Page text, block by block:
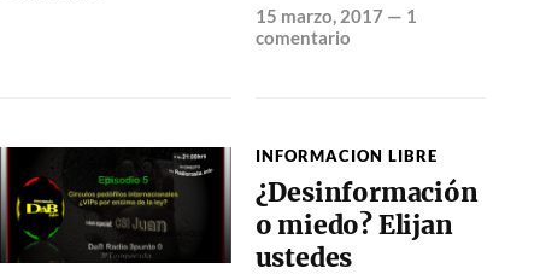
15 marzo, 2017— 1
comentario
INFORMACION LIBRE
¿Desinformación
o miedo? Elijan
ustedes